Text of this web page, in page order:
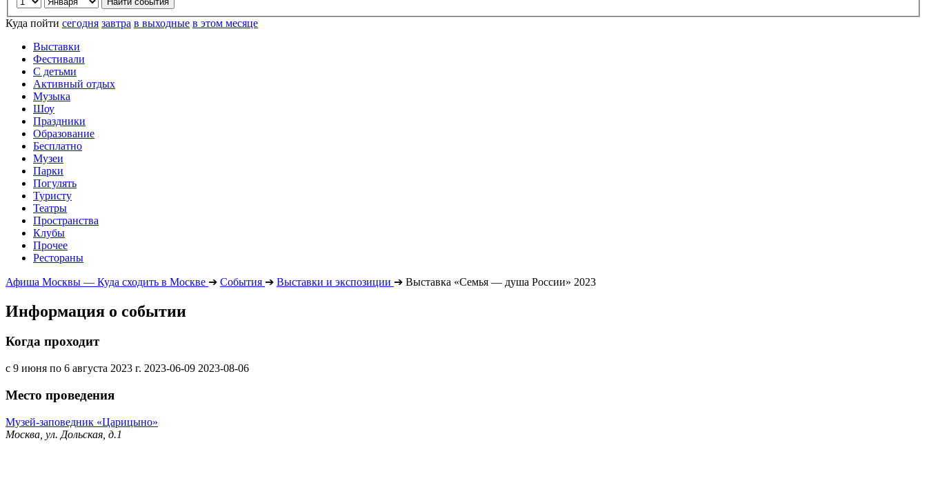
Куда пойти сегодня завтра в выходные в этом месяце
Выставки
Фестивали
С детьми
Активный отдых
Музыка
Шоу
Праздники
Образование
Бесплатно
Музеи
Парки
Погулять
Туристу
Театры
Пространства
Клубы
Прочее
Рестораны
Афиша Москвы — Куда сходить в Москве ➔ События ➔ Выставки и экспозиции ➔ Выставка «Семья — душа России» 2023
Информация о событии
Когда проходит
с 9 июня по 6 августа 2023 г. 2023-06-09 2023-08-06
Место проведения
Музей-заповедник «Царицыно»
Москва, ул. Дольская, д.1